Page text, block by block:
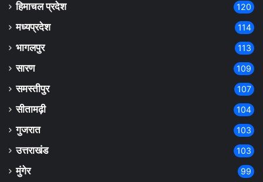
हिमाचल प्रदेश 120
मध्यप्रदेश 114
भागलपुर 113
सारण 109
समस्तीपुर 107
सीतामढ़ी 104
गुजरात 103
उत्तराखंड 103
मुंगेर 99